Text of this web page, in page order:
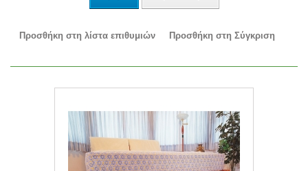
Προσθήκη στη λίστα επιθυμιών Προσθήκη στη Σύγκριση